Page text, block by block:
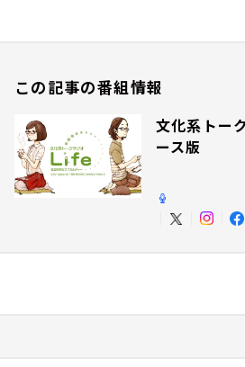
この記事の番組情報
文化系トー
ース版